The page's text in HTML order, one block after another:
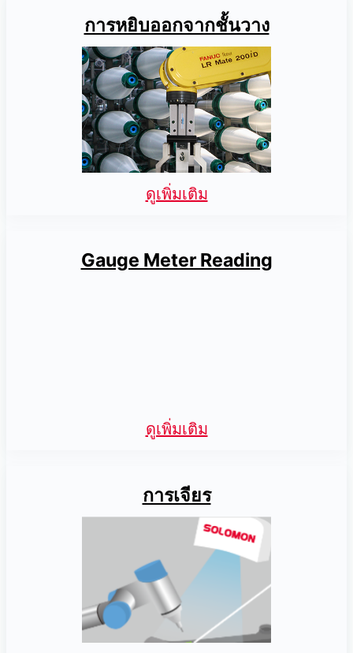
การหยิบออกจากชั้นวาง
ดูเพิ่มเติม
Gauge Meter Reading
ดูเพิ่มเติม
การเจียร